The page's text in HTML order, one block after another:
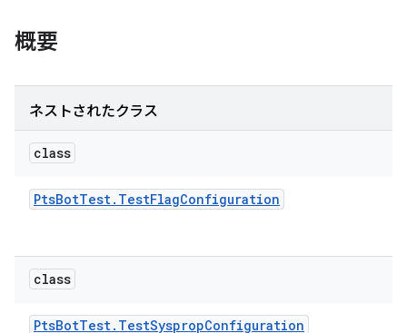
概要
ネストされたクラス
class
PtsBotTest. TestFlagConfiguration
class
PtsBotTest. TestSyspropConfiguration